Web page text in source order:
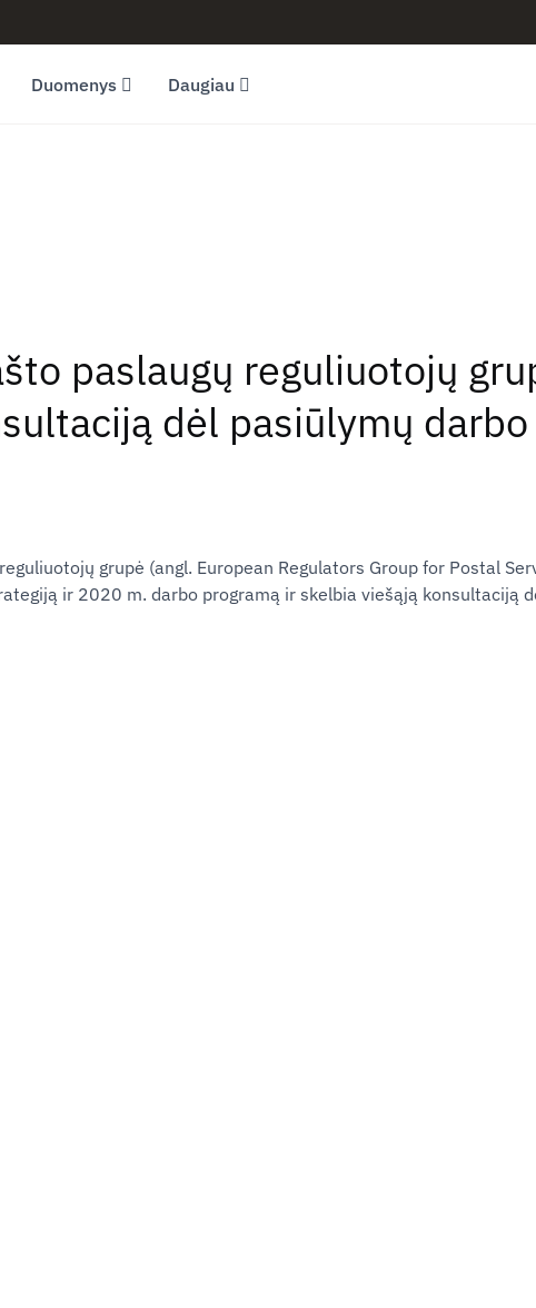
Duomenys Daugiau
paslaugų reguliuotojų
dėl pasiūlymų
grupė (angl. European Regulators Group for Postal
ir 2020 m. darbo programą ir skelbia viešąją konsultaciją